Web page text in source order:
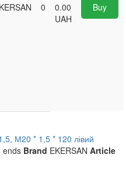
0
0.00
UAH
Buy
М20 * 1,5 * 120 лівий
ends Brand EKERSAN Article